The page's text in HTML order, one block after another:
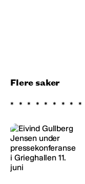
Flere saker